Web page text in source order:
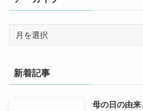
ー
イ
ブ
新着記事
母の日の由